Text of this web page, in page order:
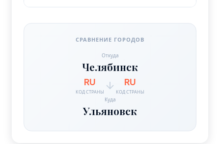
СРАВНЕНИЕ ГОРОДОВ
Откуда
Челябинск
RU
КОД СТРАНЫ
RU
КОД СТРАНЫ
Куда
Ульяновск